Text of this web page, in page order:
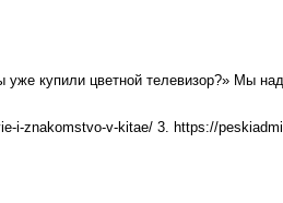
купили цветной телевизор?» Мы
i-znakomstvo-v-kitae/ 3. https://